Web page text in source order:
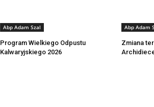
Abp Adam Szal
Program Wielkiego Odpustu
Kalwaryjskiego 2026
Abp Adam
Zmiana